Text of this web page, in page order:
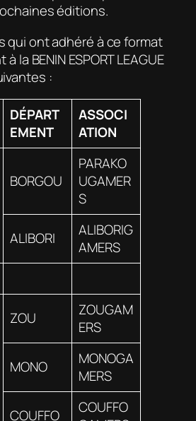
éditions.
qui ont adhéré à ce format
la BENIN ESPORT LEAGUE
:
DÉPART
EMENT
ASSOCI
ATION
BORGOU
PARAKO
UGAMER
S
ALIBORI
ALIBORIG
AMERS
ZOU
ZOUGAM
ERS
MONO
MONOGA
MERS
COUFFO
COUFFO